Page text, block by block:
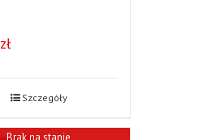
zł
Szczegóły
Brak na stanie